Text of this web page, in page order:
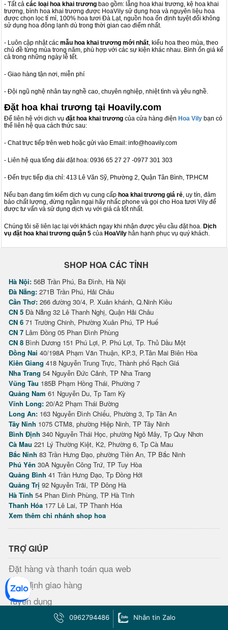
- Tất cả các loại hoa khai trương bao gồm: lẵng hoa khai trương, kệ hoa khai
trương, bình hoa khai trương được HoaVily sử dụng hoa và nguyên liệu hoa
được chọn lọc tỉ mỉ, 100% hoa tươi Đà Lạt, nguồn hoa ổn định tuyệt đối không
sử dụng hoa đông lạnh dù trong thời gian cao điểm nhất.
- Luôn cập nhật các mẫu hoa khai trương mới nhất, kiểu hoa theo mùa, theo
chủ đề từng mùa trong năm, phù hợp với các sự kiện khác nhau. Bình ổn giá kể
cả trong những ngày lễ tết.
- Giao hàng tận nơi, miễn phí
- Đội ngũ nghệ nhân tay nghề cao, chuyên nghiệp, nhiệt tình và yêu nghề.
Đặt hoa khai trương tại Hoavily.com
Để liên hệ với dịch vụ đặt hoa khai trương của cửa hàng điện Hoa Vily bạn có
thể liên hệ qua cách thức sau:
- Chat trực tiếp trên web hoặc gửi vào Email: info@hoavily.com
- Liên hệ qua tổng đài đặt hoa: 0936 65 27 27 -0977 301 303
- Đến trực tiếp địa chỉ: 413 Lê Văn Sỹ, Phường 2, Quận Tân Bình, TP.HCM
Nếu bạn đang tìm kiếm dịch vụ cung cấp hoa khai trương giá rẻ, uy tín, đảm
bảo chất lượng, đừng ngần ngại hãy nhấc phone và gọi cho Hoa tươi Vily để
được tư vấn và sử dụng dịch vụ với giá cả tốt nhất.
Chúng tôi sẽ liên lạc lại với khách ngay khi nhận được yêu cầu đặt hoa. Dịch
vụ đặt hoa khai trương quận 5 của HoaVily hân hạnh phục vụ quý khách.
SHOP HOA CÁC TỈNH
Hà Nội: 56B Trần Phú, Ba Đình, Hà Nội
Đà Nẵng: 271B Trần Phú, Hải Châu
Cần Thơ: 266 đường 30/4, P. Xuân khánh, Q.Ninh Kiều
CN 5 Đà Nẵng 32 Lê Thanh Nghị, Quận Hải Châu
CN 6 71 Trường Chinh, Phường Xuân Phú, TP Huế
CN 7 Lâm Đồng 05 Phan Đình Phùng
CN 8 Bình Dương 151 Phú Lợi, P. Phú Lợi, Tp. Thủ Dầu Một
Đồng Nai 40/198A Phạm Văn Thuận, KP.3, P.Tân Mai Biên Hòa
Kiên Giang 418 Nguyễn Trung Trực, Thành phố Rạch Giá
Nha Trang 54 Nguyễn Đức Cảnh, TP Nha Trang
Vũng Tàu 185B Phạm Hồng Thái, Phường 7
Quảng Nam 61 Nguyễn Du, Tp Tam Kỳ
Vĩnh Long: 20/A2 Phạm Thái Bường
Long An: 163 Nguyễn Đình Chiểu, Phường 3, Tp Tân An
Tây Ninh 1075 CTM8, phường Hiệp Ninh, TP Tây Ninh
Bình Định 340 Nguyễn Thái Học, phường Ngô Mây, Tp Quy Nhơn
Cà Mau 221 Lý Thường Kiệt, K2, Phường 6, Tp Cà Mau
Bắc Ninh 83 Trần Hưng Đạo, phường Tiền An, TP Bắc Ninh
Phú Yên 30A Nguyễn Công Trứ, TP Tuy Hòa
Quảng Bình 41 Trần Hưng Đạo, Tp Đồng Hới
Quảng Trị 92 Nguyễn Trãi, TP Đông Hà
Hà Tĩnh 54 Phan Đình Phùng, TP Hà Tĩnh
Thanh Hóa 177 Lê Lai, TP Thanh Hóa
Xem thêm chi nhánh shop hoa
TRỢ GIÚP
Đặt hàng và thanh toán qua web
Quy định giao hàng
Tuyển dụng
0962794486 Nhắn tin Zalo